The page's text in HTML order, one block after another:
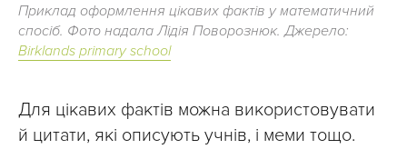
Приклад оформлення цікавих фактів у математичний
спосіб. Фото надала Лідія Поворознюк. Джерело:
Birklands primary school
Для цікавих фактів можна використовувати
й цитати, які описують учнів, і меми тощо.